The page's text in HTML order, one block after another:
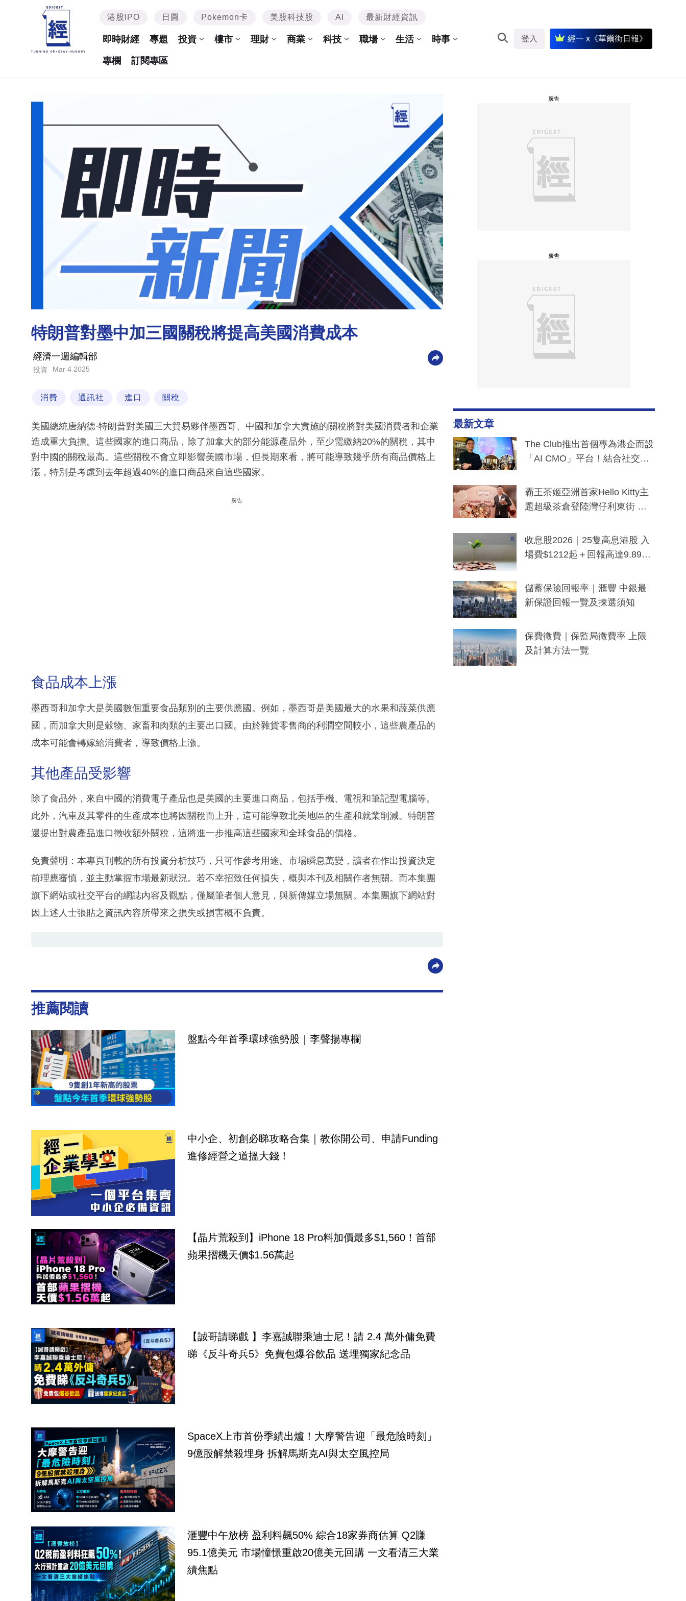
港股IPO 日圓 Pokemon卡 美股科技股 AI 最新財經資訊
即時財經 專題 投資 樓市 理財 商業 科技 職場 生活 時事
專欄 訂閱專區
登入 經一 x《華爾街日報》
特朗普對墨中加三國關稅將提高美國消費成本
經濟一週編輯部
投資 Mar 4 2025
消費 通訊社 進口 關稅
美國總統唐納德·特朗普對美國三大貿易夥伴墨西哥、中國和加拿大實施的關稅將對美國消費者和企業
造成重大負擔。這些國家的進口商品，除了加拿大的部分能源產品外，至少需繳納20%的關稅，其中
對中國的關稅最高。這些關稅不會立即影響美國市場，但長期來看，將可能導致幾乎所有商品價格上
漲，特別是考慮到去年超過40%的進口商品來自這些國家。
廣告
食品成本上漲
墨西哥和加拿大是美國數個重要食品類別的主要供應國。例如，墨西哥是美國最大的水果和蔬菜供應
國，而加拿大則是穀物、家畜和肉類的主要出口國。由於雜貨零售商的利潤空間較小，這些農產品的
成本可能會轉嫁給消費者，導致價格上漲。
其他產品受影響
除了食品外，來自中國的消費電子產品也是美國的主要進口商品，包括手機、電視和筆記型電腦等。
此外，汽車及其零件的生產成本也將因關稅而上升，這可能導致北美地區的生產和就業削減。特朗普
還提出對農產品進口徵收額外關稅，這將進一步推高這些國家和全球食品的價格。
免責聲明：本專頁刊載的所有投資分析技巧，只可作參考用途。市場瞬息萬變，讀者在作出投資決定
前理應審慎，並主動掌握市場最新狀況。若不幸招致任何損失，概與本刊及相關作者無關。而本集團
旗下網站或社交平台的網誌內容及觀點，僅屬筆者個人意見，與新傳媒立場無關。本集團旗下網站對
因上述人士張貼之資訊內容所帶來之損失或損害概不負責。
推薦閱讀
盤點今年首季環球強勢股｜李聲揚專欄
中小企、初創必睇攻略合集｜教你開公司、申請Funding
進修經營之道搵大錢！
【晶片荒殺到】iPhone 18 Pro料加價最多$1,560！首部
蘋果摺機天價$1.56萬起
【誠哥請睇戲 】李嘉誠聯乘迪士尼！請 2.4 萬外傭免費
睇《反斗奇兵5》免費包爆谷飲品 送埋獨家紀念品
SpaceX上市首份季績出爐！大摩警告迎「最危險時刻」
9億股解禁殺埋身 拆解馬斯克AI與太空風控局
滙豐中午放榜 盈利料飆50% 綜合18家券商估算 Q2賺
95.1億美元 市場憧憬重啟20億美元回購 一文看清三大業
績焦點
廣告
廣告
最新文章
The Club推出首個專為港企而設
「AI CMO」平台！結合社交聆
分鐘生成「貼地」宣傳短片
霸王茶姬亞洲首家Hello Kitty主
題超級茶倉登陸灣仔利東街 推
y及香港限定特調系列
收息股2026｜25隻高息港股 入
場費$1212起＋回報高達9.89
儲蓄保險回報率｜滙豐 中銀最
新保證回報一覽及揀選須知
保費徵費｜保監局徵費率 上限
及計算方法一覽